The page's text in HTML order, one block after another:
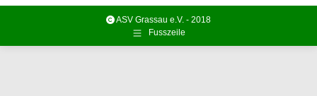
ASV Grassau e.V. - 2018
Fusszeile